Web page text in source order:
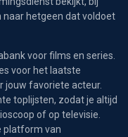
naar hetgeen dat voldoet
voor films en series.
voor het laatste
jouw favoriete acteur.
toplijsten, zodat je altijd
of op televisie.
platform van